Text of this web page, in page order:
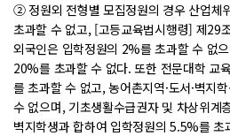
② 정원외 전형별 모집정원의 경우 산업체
초과할 수 없고, [고등교육법시행령] 제29
외국인은 입학정원의 2%를 초과할 수 없
20%를 초과할 수 없다. 또한 전문대학 교
를 초과할 수 없고, 농어촌지역·도서·벽지
수 없으며, 기초생활수급권자 및 차상위계
벽지학생과 합하여 입학정원의 5.5%를 초